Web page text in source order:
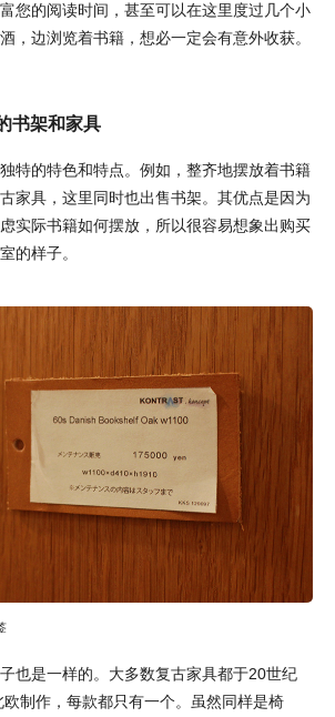
您的阅读时间，甚至可以在这里度过几个小
，边浏览着书籍，想必一定会有意外收获。
书架和家具
特的特色和特点。例如，整齐地摆放着书籍
家具，这里同时也出售书架。其优点是因为
实际书籍如何摆放，所以很容易想象出购买
的样子。
也是一样的。大多数复古家具都于20世纪
制作，每款都只有一个。虽然同样是椅